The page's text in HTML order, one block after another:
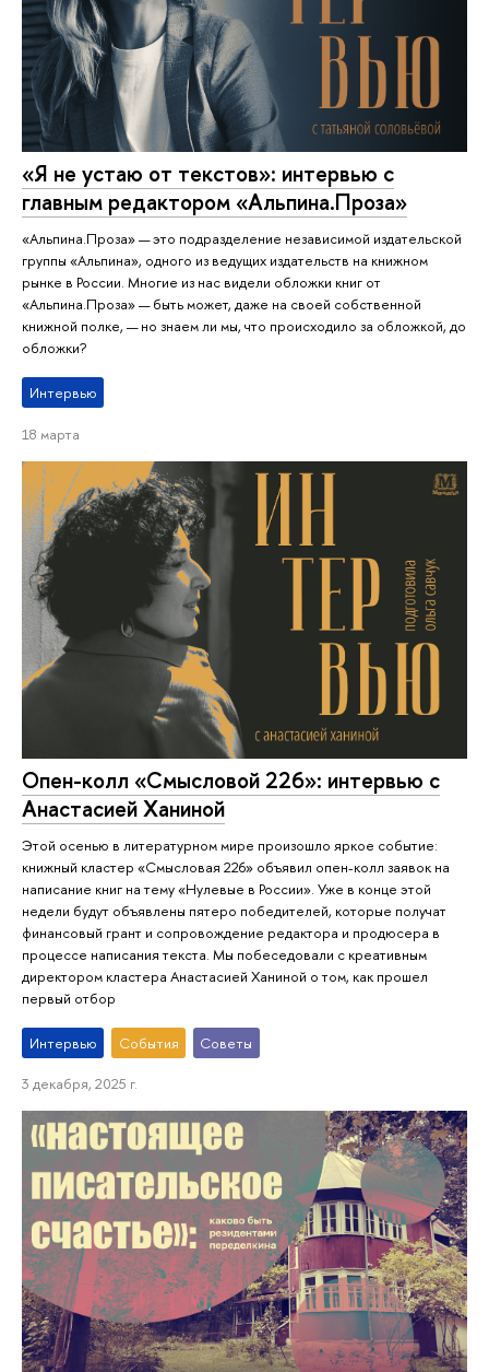
«Я не устаю от текстов»: интервью с
главным редактором «Альпина.Проза»
«Альпина.Проза» — это подразделение независимой издательской
группы «Альпина», одного из ведущих издательств на книжном
рынке в России. Многие из нас видели обложки книг от
«Альпина.Проза» — быть может, даже на своей собственной
книжной полке, — но знаем ли мы, что происходило за обложкой, до
обложки?
Интервью
18 марта
Опен-колл «Смысловой 226»: интервью с
Анастасией Ханиной
Этой осенью в литературном мире произошло яркое событие:
книжный кластер «Смысловая 226» объявил опен-колл заявок на
написание книг на тему «Нулевые в России». Уже в конце этой
недели будут объявлены пятеро победителей, которые получат
финансовый грант и сопровождение редактора и продюсера в
процессе написания текста. Мы побеседовали с креативным
директором кластера Анастасией Ханиной о том, как прошел
первый отбор
Интервью События Советы
3 декабря, 2025 г.